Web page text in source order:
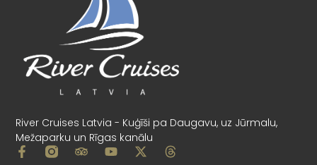
River Cruises Latvia - Kuģīši pa Daugavu, uz Jūrmalu,
Mežaparku un Rīgas kanālu